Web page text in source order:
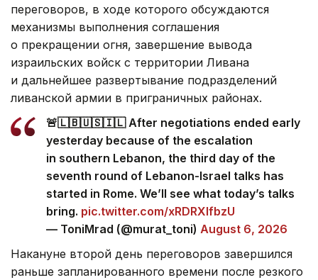
переговоров, в ходе которого обсуждаются
механизмы выполнения соглашения
о прекращении огня, завершение вывода
израильских войск с территории Ливана
и дальнейшее развертывание подразделений
ливанской армии в приграничных районах.
🚨🇱🇧🇺🇸🇮🇱 After negotiations ended early
yesterday because of the escalation
in southern Lebanon, the third day of the
seventh round of Lebanon-Israel talks has
started in Rome. We’ll see what today’s talks
bring. pic.twitter.com/xRDRXlfbzU
— ToniMrad (@murat_toni) August 6, 2026
Накануне второй день переговоров завершился
раньше запланированного времени после резкого